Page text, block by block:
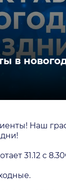
в
Наш
31.12 с